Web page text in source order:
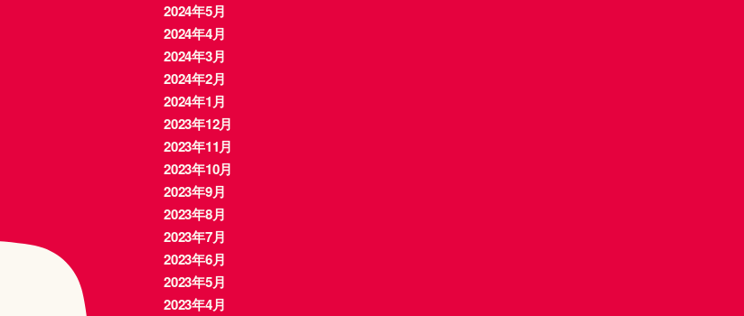
2024年5月
2024年4月
2024年3月
2024年2月
2024年1月
2023年12月
2023年11月
2023年10月
2023年9月
2023年8月
2023年7月
2023年6月
2023年5月
2023年4月